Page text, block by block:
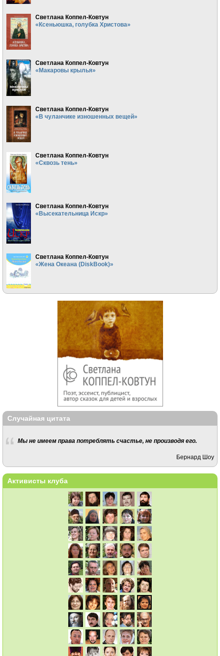
Светлана Коппел-Ковтун
«Ксеньюшка, голубка Христова»
Светлана Коппел-Ковтун
«Макаровы крылья»
Светлана Коппел-Ковтун
«В чуланчике изношенных вещей»
Светлана Коппел-Ковтун
«Сквозь тень»
Светлана Коппел-Ковтун
«Высекательница Искр»
Светлана Коппел-Ковтун
«Жена Океана (DiskBook)»
Случайная цитата
Мы не имеем права потреблять счастье, не производя его.
Бернард Шоу
Активисты клуба